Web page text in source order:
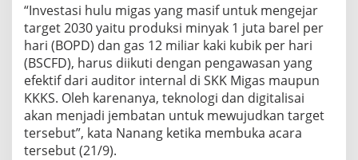
“Investasi hulu migas yang masif untuk mengejar
target 2030 yaitu produksi minyak 1 juta barel per
hari (BOPD) dan gas 12 miliar kaki kubik per hari
(BSCFD), harus diikuti dengan pengawasan yang
efektif dari auditor internal di SKK Migas maupun
KKKS. Oleh karenanya, teknologi dan digitalisai
akan menjadi jembatan untuk mewujudkan target
tersebut”, kata Nanang ketika membuka acara
tersebut (21/9).